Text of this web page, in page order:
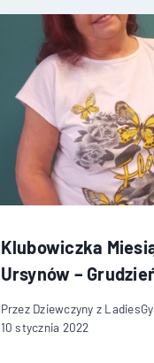
Klubowiczka
Ursynów –
Przez Dziewczyny z
10 stycznia 2022